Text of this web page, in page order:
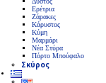
Ερέτρια
Ζάρακες
Κάρυστος
Κύμη
Μαρμάρι
Νέα Στύρα
Πόρτο Μπούφαλο
Σκύρος